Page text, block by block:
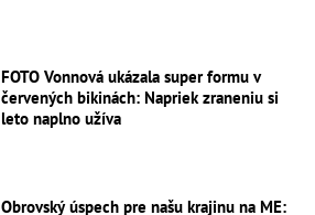
FOTO Vonnová ukázala super formu v
červených bikinách: Napriek zraneniu si
leto naplno užíva
Obrovský úspech pre našu krajinu na ME: